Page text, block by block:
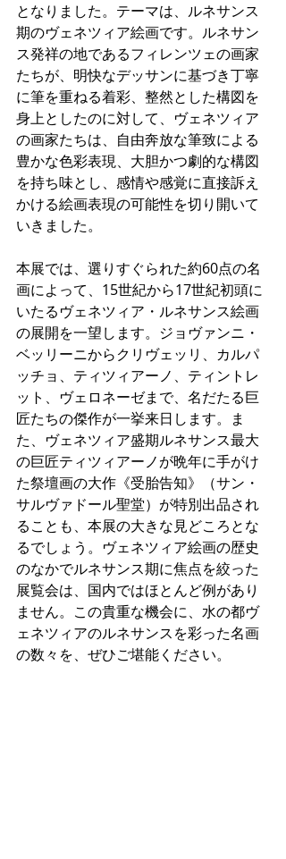
となりました。テーマは、ルネサンス
期のヴェネツィア絵画です。ルネサン
ス発祥の地であるフィレンツェの画家
たちが、明快なデッサンに基づき丁寧
に筆を重ねる着彩、整然とした構図を
身上としたのに対して、ヴェネツィア
の画家たちは、自由奔放な筆致による
豊かな色彩表現、大胆かつ劇的な構図
を持ち味とし、感情や感覚に直接訴え
かける絵画表現の可能性を切り開いて
いきました。
本展では、選りすぐられた約60点の名
画によって、15世紀から17世紀初頭に
いたるヴェネツィア・ルネサンス絵画
の展開を一望します。ジョヴァンニ・
ベッリーニからクリヴェッリ、カルパ
ッチョ、ティツィアーノ、ティントレ
ット、ヴェロネーゼまで、名だたる巨
匠たちの傑作が一挙来日します。ま
た、ヴェネツィア盛期ルネサンス最大
の巨匠ティツィアーノが晩年に手がけ
た祭壇画の大作《受胎告知》（サン・
サルヴァドール聖堂）が特別出品され
ることも、本展の大きな見どころとな
るでしょう。ヴェネツィア絵画の歴史
のなかでルネサンス期に焦点を絞った
展覧会は、国内ではほとんど例があり
ません。この貴重な機会に、水の都ヴ
ェネツィアのルネサンスを彩った名画
の数々を、ぜひご堪能ください。